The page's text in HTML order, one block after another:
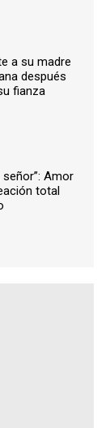
a su madre
después
fianza
señor”: Amor
total